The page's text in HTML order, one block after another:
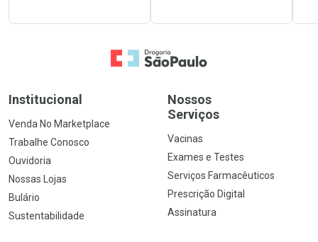
Ir para a Home
Institucional
Venda No Marketplace
Trabalhe Conosco
Ouvidoria
Nossas Lojas
Bulário
Sustentabilidade
Nossos
Serviços
Vacinas
Exames e Testes
Serviços Farmacêuticos
Prescrição Digital
Assinatura